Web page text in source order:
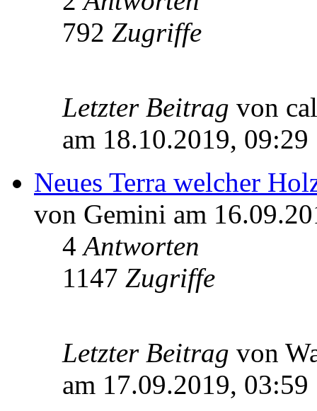
792 Zugriffe
Letzter Beitrag von
am 18.10.2019, 09:29
Neues Terra welcher
von Gemini am
4Antworten
1147 Zugriffe
Letzter Beitrag von
am 17.09.2019, 03:59